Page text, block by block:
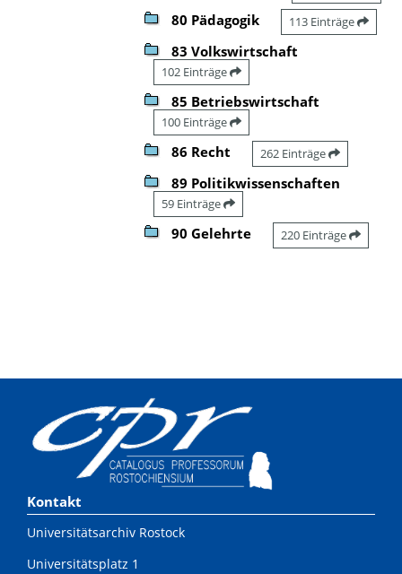
80 Pädagogik 113 Einträge
83 Volkswirtschaft
102 Einträge
85 Betriebswirtschaft
100 Einträge
86 Recht 262 Einträge
89 Politikwissenschaften
59 Einträge
90 Gelehrte 220 Einträge
Kontakt
Universitätsarchiv Rostock
Universitätsplatz 1